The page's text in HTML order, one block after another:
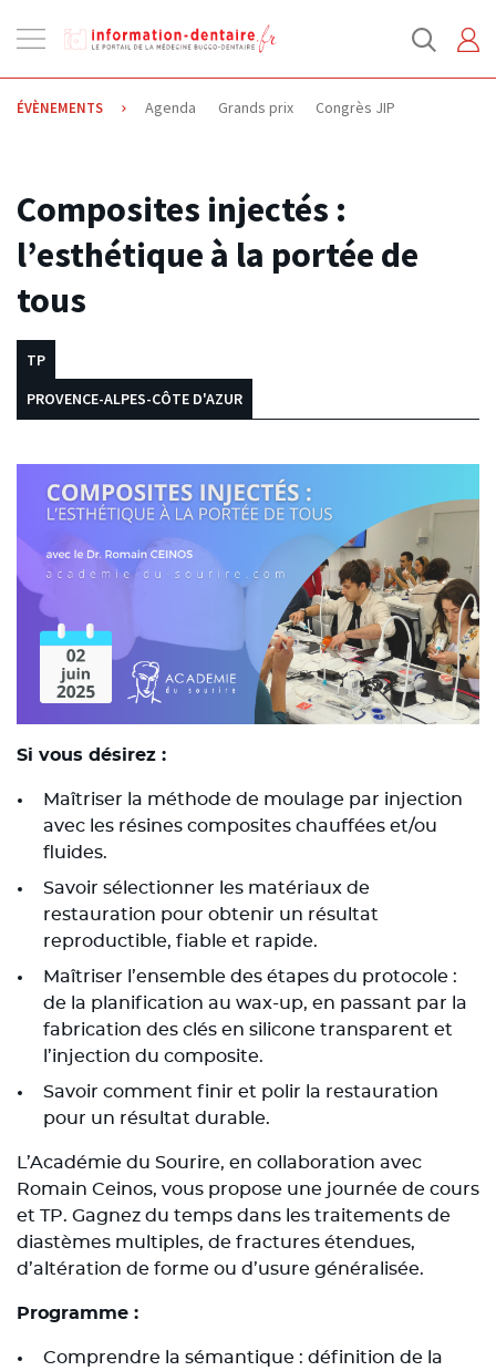
la
navigation
ÉVÈNEMENTS Agenda Grands prix Congrès JIP
25.07.2024
Composites injectés :
l’esthétique à la portée de
tous
TP
PROVENCE-ALPES-CÔTE D'AZUR
Si vous désirez :
Maîtriser la méthode de moulage par injection
avec les résines composites chauffées et/ou
fluides.
Savoir sélectionner les matériaux de
restauration pour obtenir un résultat
reproductible, fiable et rapide.
Maîtriser l’ensemble des étapes du protocole :
de la planification au wax-up, en passant par la
fabrication des clés en silicone transparent et
l’injection du composite.
Savoir comment finir et polir la restauration
pour un résultat durable.
L’Académie du Sourire, en collaboration avec
Romain Ceinos, vous propose une journée de cours
et TP. Gagnez du temps dans les traitements de
diastèmes multiples, de fractures étendues,
d’altération de forme ou d’usure généralisée.
Programme :
Comprendre la sémantique : définition de la